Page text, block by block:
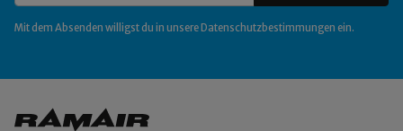
Mit dem Absenden willigst du in unsereDatenschutzbestimmungen ein.